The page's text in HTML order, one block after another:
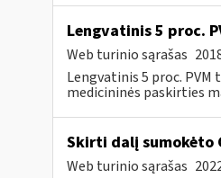
Lengvatinis 5 proc.
Web turinio sąrašas
Lengvatinis 5 proc.
medicininės paskirties
Skirti dalį sumokėto
Web turinio sąrašas